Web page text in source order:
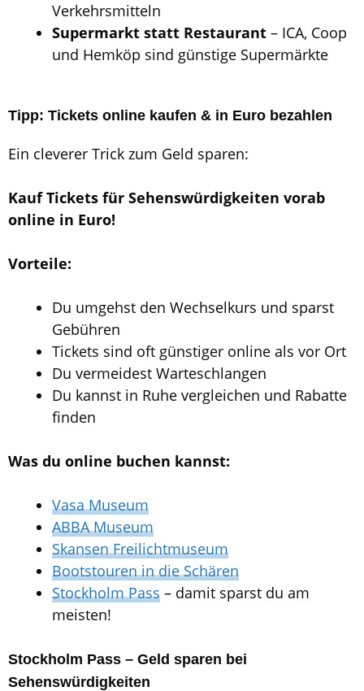
Verkehrsmitteln
Supermarkt statt Restaurant – ICA, Coop
und Hemköp sind günstige Supermärkte
Tipp: Tickets online kaufen & in Euro bezahlen
Ein cleverer Trick zum Geld sparen:
Kauf Tickets für Sehenswürdigkeiten vorab
online in Euro!
Vorteile:
Du umgehst den Wechselkurs und sparst
Gebühren
Tickets sind oft günstiger online als vor Ort
Du vermeidest Warteschlangen
Du kannst in Ruhe vergleichen und Rabatte
finden
Was du online buchen kannst:
Vasa Museum
ABBA Museum
Skansen Freilichtmuseum
Bootstouren in die Schären
Stockholm Pass – damit sparst du am
meisten!
Stockholm Pass – Geld sparen bei
Sehenswürdigkeiten